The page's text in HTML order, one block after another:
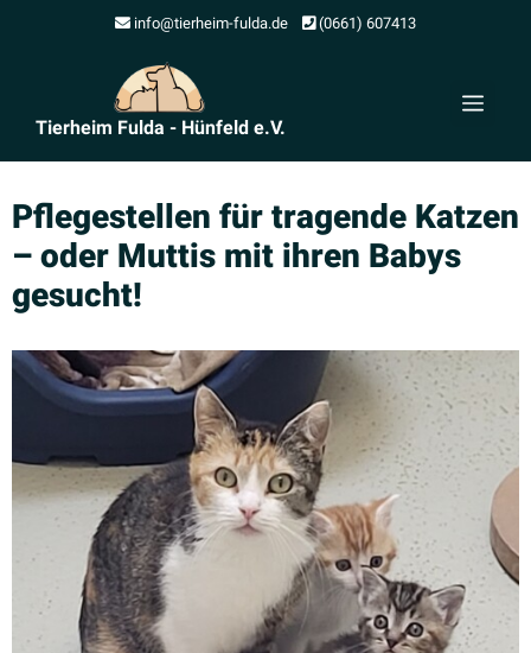
info@tierheim-fulda.de (0661) 607413
Tierheim Fulda - Hünfeld e.V.
Pflege­stellen für tragende Katzen
– oder Muttis mit ihren Babys
gesucht!